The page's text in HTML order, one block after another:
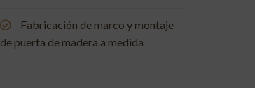
Fabricación de marco y montaje
de puerta de madera a medida